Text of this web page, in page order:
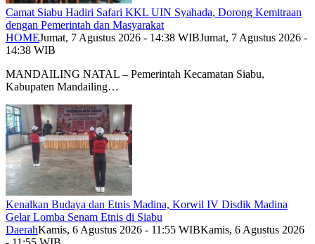
Camat Siabu Hadiri Safari KKL UIN Syahada, Dorong Kemitraan
dengan Pemerintah dan Masyarakat
HOMEJumat, 7 Agustus 2026 - 14:38 WIBJumat, 7 Agustus 2026 -
14:38 WIB
MANDAILING NATAL – Pemerintah Kecamatan Siabu,
Kabupaten Mandailing…
Kenalkan Budaya dan Etnis Madina, Korwil IV Disdik Madina
Gelar Lomba Senam Etnis di Siabu
DaerahKamis, 6 Agustus 2026 - 11:55 WIBKamis, 6 Agustus 2026